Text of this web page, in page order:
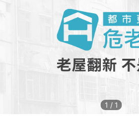
1 / 1